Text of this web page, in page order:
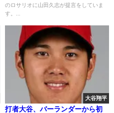
のロサリオに山田久志が提言をしていま
す。...
大谷翔平
打者大谷、バーランダーから初